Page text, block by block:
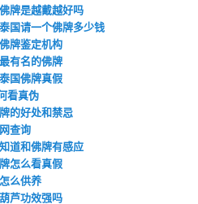
牌是越戴越好吗
国请一个佛牌多少钱
牌鉴定机构
有名的佛牌
国佛牌真假
看真伪
的好处和禁忌
查询
道和佛牌有感应
怎么看真假
么供养
芦功效强吗